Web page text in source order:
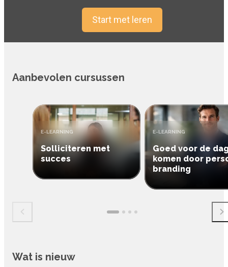
Start met leren
Aanbevolen cursussen
Solliciteren met
succes
TYPE:
E-LEARNING
Goed voor de
komen door
branding
TYPE:
E-LEARNING
Wat is nieuw